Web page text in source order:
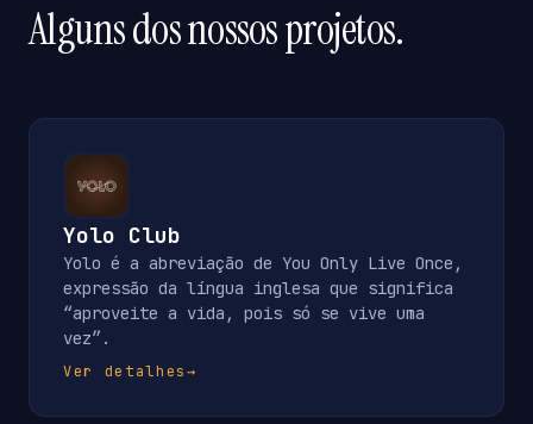
Alguns dos nossos projetos.
Yolo Club
Yolo é a abreviação de You Only Live Once,
expressão da língua inglesa que significa
“aproveite a vida, pois só se vive uma
vez”.
Ver detalhes→